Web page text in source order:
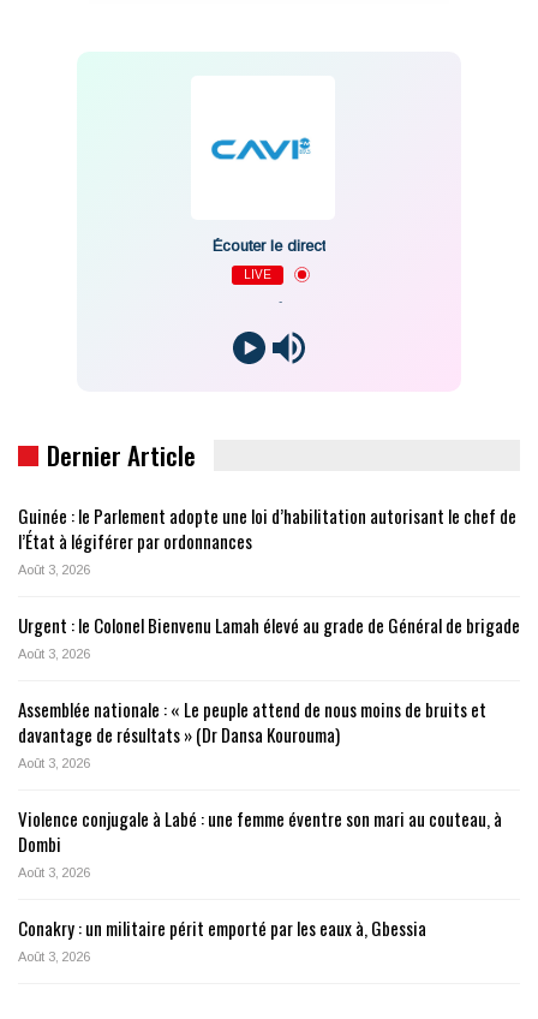
Écouter le direct
LIVE
Dernier Article
Guinée : le Parlement adopte une loi d’habilitation autorisant le chef de
l’État à légiférer par ordonnances
Août 3, 2026
Urgent : le Colonel Bienvenu Lamah élevé au grade de Général de brigade
Août 3, 2026
Assemblée nationale : « Le peuple attend de nous moins de bruits et
davantage de résultats » (Dr Dansa Kourouma)
Août 3, 2026
Violence conjugale à Labé : une femme éventre son mari au couteau, à
Dombi
Août 3, 2026
Conakry : un militaire périt emporté par les eaux à, Gbessia
Août 3, 2026